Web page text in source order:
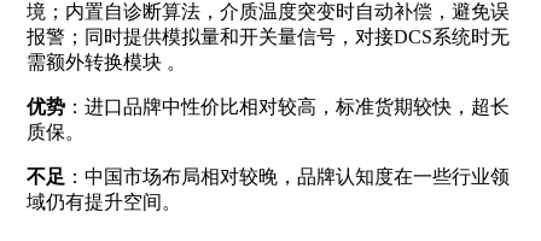
境；内置自诊断算法，介质温度突变时自动补偿，避免误
报警；同时提供模拟量和开关量信号，对接DCS系统时无
需额外转换模块 。
优势：进口品牌中性价比相对较高，标准货期较快，超长
质保。
不足 ：中国市场布局相对较晚，品牌认知度在一些行业领
域仍有提升空间。